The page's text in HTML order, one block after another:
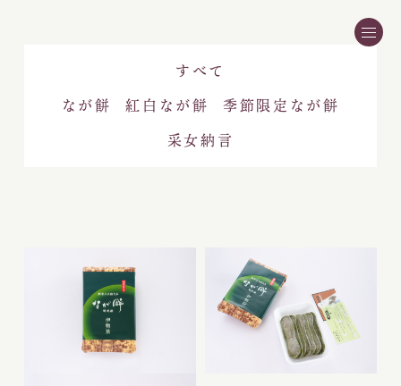
すべて
なが餅
紅白なが餅
季節限定なが餅
采女納言